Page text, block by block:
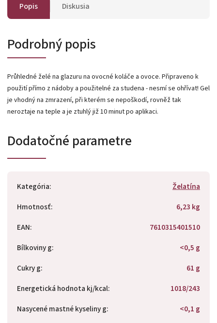
Popis Diskusia
Podrobný popis
Průhledné želé na glazuru na ovocné koláče a ovoce. Připraveno k
použití přímo z nádoby a použitelné za studena - nesmí se ohřívat! Gel
je vhodný na zmrazení, při kterém se nepoškodí, rovněž tak
neroztaje na teple a je ztuhlý již 10 minut po aplikaci.
Dodatočné parametre
Kategória:
Želatína
Hmotnosť:
6,23 kg
EAN:
7610315401510
Bílkoviny g:
<0,5 g
Cukry g:
61 g
Energetická hodnota kj/kcal:
1018/243
Nasycené mastné kyseliny g:
<0,1 g